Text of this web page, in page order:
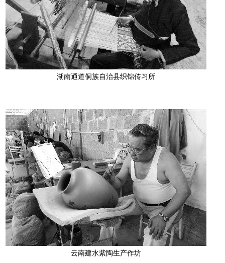
湖南通道侗族自治县织锦传习所
云南建水紫陶生产作坊